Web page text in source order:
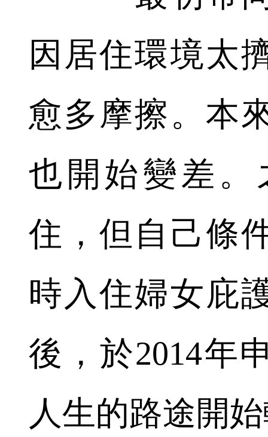
因居住環境太
愈多摩擦。本
也開始變差。
住，但自己條
時入住婦女庇
後，於2014年
人生的路途開